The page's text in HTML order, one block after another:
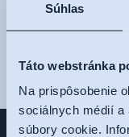
Súhlas
Táto webstránka
Na prispôsobenie
sociálnych médií a
súbory cookie.